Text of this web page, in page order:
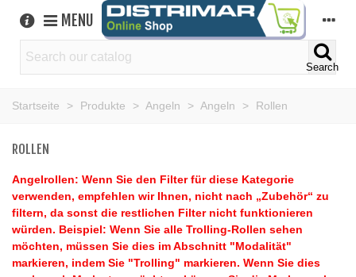
MENU
Search
Startseite > Produkte > Angeln > Angeln > Rollen
ROLLEN
Angelrollen: Wenn Sie den Filter für diese Kategorie
verwenden, empfehlen wir Ihnen, nicht nach „Zubehör“ zu
filtern, da sonst die restlichen Filter nicht funktionieren
würden. Beispiel: Wenn Sie alle Trolling-Rollen sehen
möchten, müssen Sie dies im Abschnitt "Modalität"
markieren, indem Sie "Trolling" markieren. Wenn Sie dies